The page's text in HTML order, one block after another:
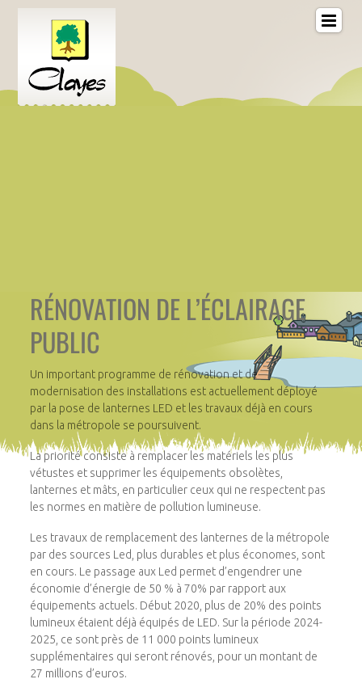
RÉNOVATION DE L’ÉCLAIRAGE
PUBLIC
Un important programme de rénovation et de
modernisation des installations est actuellement déployé
par la pose de lanternes LED et les travaux déjà en cours
dans la métropole se poursuivent.
La priorité consiste à remplacer les matériels les plus
vétustes et supprimer les équipements obsolètes,
lanternes et mâts, en particulier ceux qui ne respectent pas
les normes en matière de pollution lumineuse.
Les travaux de remplacement des lanternes de la métropole
par des sources Led, plus durables et plus économes, sont
en cours. Le passage aux Led permet d’engendrer une
économie d’énergie de 50 % à 70% par rapport aux
équipements actuels. Début 2020, plus de 20% des points
lumineux étaient déjà équipés de LED. Sur la période 2024-
2025, ce sont près de 11 000 points lumineux
supplémentaires qui seront rénovés, pour un montant de
27 millions d’euros.